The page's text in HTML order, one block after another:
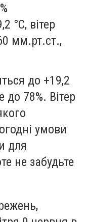
°С, вітер
мм.рт.ст.,
до +19,2
до 78%. Вітер
умови
для
не забудьте